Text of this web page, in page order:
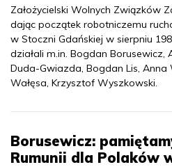
Założycielski Wolnych Związków
dając początek robotniczemu
w Stoczni Gdańskiej w sierpniu
działali m.in. Bogdan Borusewicz,
Duda-Gwiazda, Bogdan Lis, Anna
Wałęsa, Krzysztof Wyszkowski.
Borusewicz:
Rumunii dla Polaków